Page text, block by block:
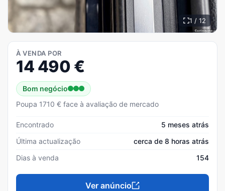
1 / 12
À VENDA POR
14 490 €
Bom negócio
Poupa 1710 € face à avaliação de mercado
Encontrado
5 meses atrás
Última actualização
cerca de 8 horas atrás
Dias à venda
154
Ver anúncio